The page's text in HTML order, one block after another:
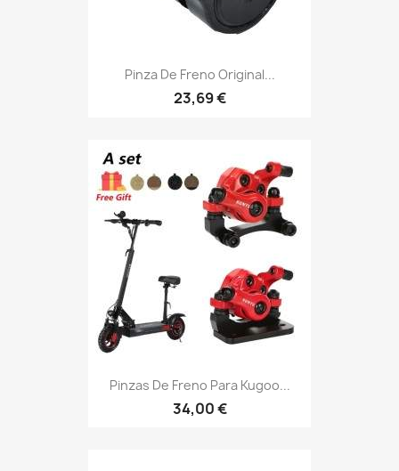
Pinza De Freno Original...
23,69 €
Pinzas De Freno Para Kugoo...
34,00 €